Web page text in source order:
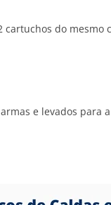
do mesmo
e levados para